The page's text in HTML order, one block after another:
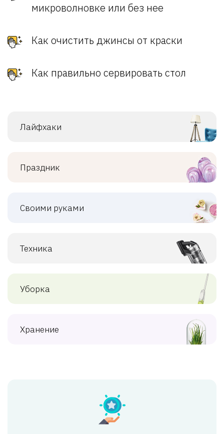
микроволновке или без нее
Как очистить джинсы от краски
Как правильно сервировать стол
Лайфхаки
Праздник
Своими руками
Техника
Уборка
Хранение